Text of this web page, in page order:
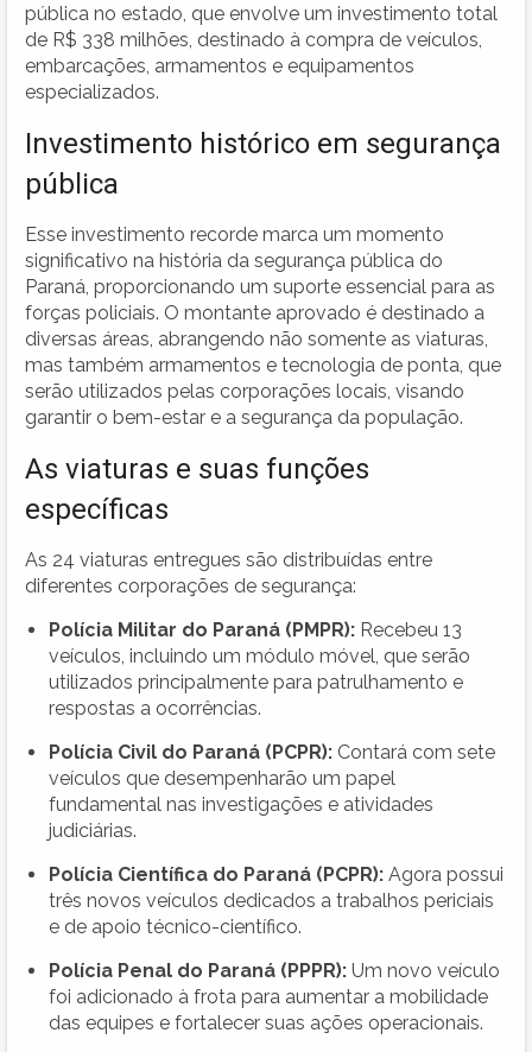
pública no estado, que envolve um investimento total
de R$ 338 milhões, destinado à compra de veículos,
embarcações, armamentos e equipamentos
especializados.
Investimento histórico em segurança
pública
Esse investimento recorde marca um momento
significativo na história da segurança pública do
Paraná, proporcionando um suporte essencial para as
forças policiais. O montante aprovado é destinado a
diversas áreas, abrangendo não somente as viaturas,
mas também armamentos e tecnologia de ponta, que
serão utilizados pelas corporações locais, visando
garantir o bem-estar e a segurança da população.
As viaturas e suas funções
específicas
As 24 viaturas entregues são distribuídas entre
diferentes corporações de segurança:
Polícia Militar do Paraná (PMPR): Recebeu 13
veículos, incluindo um módulo móvel, que serão
utilizados principalmente para patrulhamento e
respostas a ocorrências.
Polícia Civil do Paraná (PCPR): Contará com sete
veículos que desempenharão um papel
fundamental nas investigações e atividades
judiciárias.
Polícia Científica do Paraná (PCPR): Agora possui
três novos veículos dedicados a trabalhos periciais
e de apoio técnico-científico.
Polícia Penal do Paraná (PPPR): Um novo veículo
foi adicionado à frota para aumentar a mobilidade
das equipes e fortalecer suas ações operacionais.